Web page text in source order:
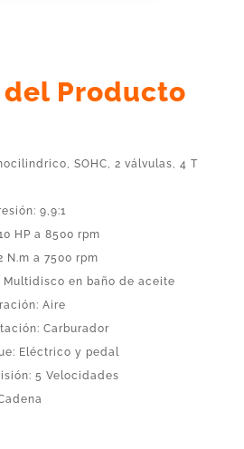
Producto
SOHC, 2 válvulas, 4 T
9,9:1
HP a 8500 rpm
N.m a 7500 rpm
Multidisco en baño de aceite
Aire
Carburador
Eléctrico y pedal
5 Velocidades